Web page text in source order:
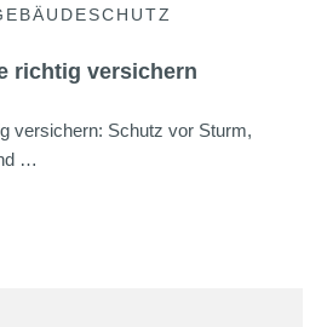
richtig versichern
versichern: Schutz vor Sturm,
…